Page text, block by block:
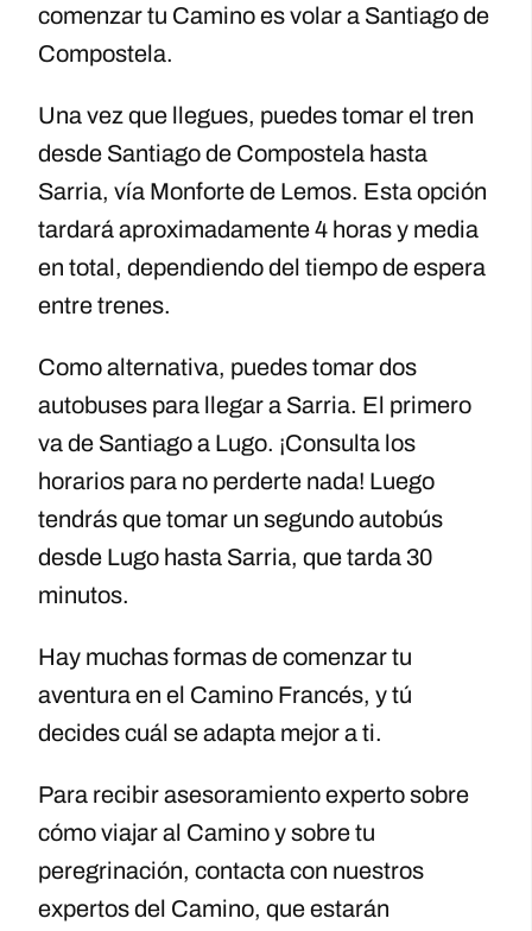
comenzar tu Camino es volar a Santiago de
Compostela.
Una vez que llegues, puedes tomar el tren
desde Santiago de Compostela hasta
Sarria, vía Monforte de Lemos. Esta opción
tardará aproximadamente 4 horas y media
en total, dependiendo del tiempo de espera
entre trenes.
Como alternativa, puedes tomar dos
autobuses para llegar a Sarria. El primero
va de Santiago a Lugo. ¡Consulta los
horarios para no perderte nada! Luego
tendrás que tomar un segundo autobús
desde Lugo hasta Sarria, que tarda 30
minutos.
Hay muchas formas de comenzar tu
aventura en el Camino Francés, y tú
decides cuál se adapta mejor a ti.
Para recibir asesoramiento experto sobre
cómo viajar al Camino y sobre tu
peregrinación, contacta con nuestros
expertos del Camino, que estarán